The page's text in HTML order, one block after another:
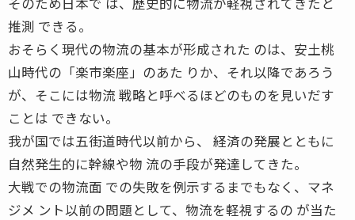
推測 できる。
おそらく現代の物流の基本が形成された のは、安土桃
山時代の「楽市楽座」のあた りか、それ以降であろう
が、そこには物流 戦略と呼べるほどのものを見いだす
ことは できない。
我が国では五街道時代以前から、 経済の発展とともに
自然発生的に幹線や物 流の手段が発達してきた。
大戦での物流面 での失敗を例示するまでもなく、マネ
ジメ ント以前の問題として、物流を軽視するの が当た